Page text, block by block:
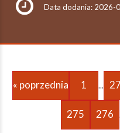
Data dodania: 2026-
« poprzednia 1 ...
275 276